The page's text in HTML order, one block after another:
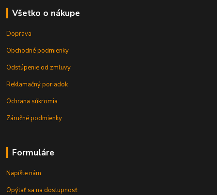
Všetko o nákupe
Doprava
Obchodné podmienky
Odstúpenie od zmluvy
Reklamačný poriadok
Ochrana súkromia
Záručné podmienky
Formuláre
Napíšte nám
Opýtať sa na dostupnosť